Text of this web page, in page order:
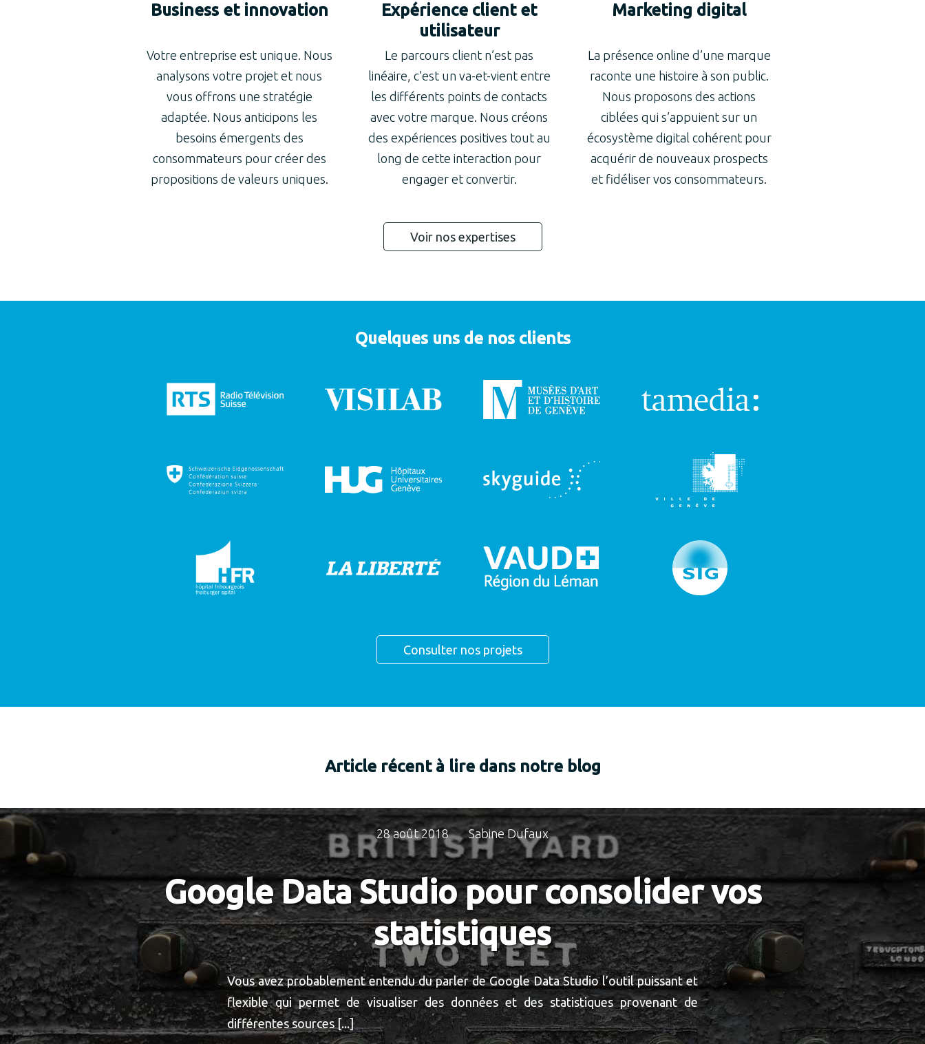
Business et innovation
Votre entreprise est unique. Nous
analysons votre projet et nous
vous offrons une stratégie
adaptée. Nous anticipons les
besoins émergents des
consommateurs pour créer des
propositions de valeurs uniques.
Expérience client et
utilisateur
Le parcours client n’est pas
linéaire, c’est un va-et-vient entre
les différents points de contacts
avec votre marque. Nous créons
des expériences positives tout au
long de cette interaction pour
engager et convertir.
Marketing digital
La présence online d’une marque
raconte une histoire à son public.
Nous proposons des actions
ciblées qui s’appuient sur un
écosystème digital cohérent pour
acquérir de nouveaux prospects
et fidéliser vos consommateurs.
Voir nos expertises
Quelques uns de nos clients
Consulter nos projets
Article récent à lire dans notre blog
28 août 2018 Sabine Dufaux
Google Data Studio pour consolider vos
statistiques
Vous avez probablement entendu du parler de Google Data Studio l’outil puissant et
flexible qui permet de visualiser des données et des statistiques provenant de
différentes sources [...]